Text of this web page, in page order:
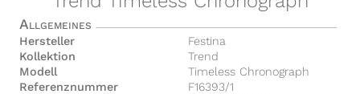
Allgemeines
Hersteller
Festina
Kollektion
Trend
Modell
Timeless Chronograph
Referenznummer
F16393/1